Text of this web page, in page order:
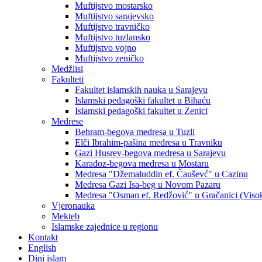
Muftijstvo mostarsko
Muftijstvo sarajevsko
Muftijstvo travničko
Muftijstvo tuzlansko
Muftijstvo vojno
Muftijstvo zeničko
Medžlisi
Fakulteti
Fakultet islamskih nauka u Sarajevu
Islamski pedagoški fakultet u Bihaću
Islamski pedagoški fakultet u Zenici
Medrese
Behram-begova medresa u Tuzli
Elči Ibrahim-pašina medresa u Travniku
Gazi Husrev-begova medresa u Sarajevu
Karađoz-begova medresa u Mostaru
Medresa "Džemaluddin ef. Čauševć" u Cazinu
Medresa Gazi Isa-beg u Novom Pazaru
Medresa "Osman ef. Redžović" u Gračanici
Vjeronauka
Mekteb
Islamske zajednice u regionu
Kontakt
English
Dini islam